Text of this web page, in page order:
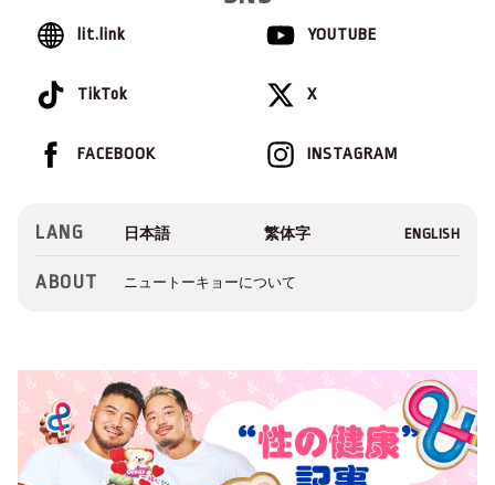
lit.link YOUTUBE
TikTok X
INSTAGRAM
FACEBOOK
LANG
ABOUT ニュートーキョーについて